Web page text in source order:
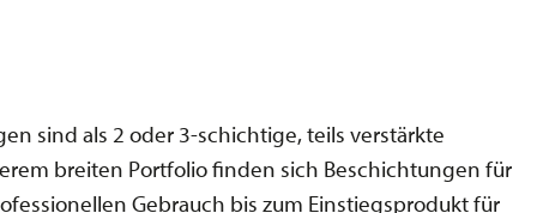
sind als 2 oder 3-schichtige, teils verstärkte
breiten Portfolio finden sich Beschichtungen für
Gebrauch bis zum Einstiegsprodukt für